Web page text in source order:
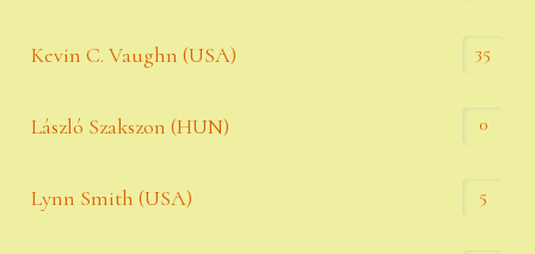
Kevin C. Vaughn (USA) 35
László Szakszon (HUN) 0
Lynn Smith (USA) 5